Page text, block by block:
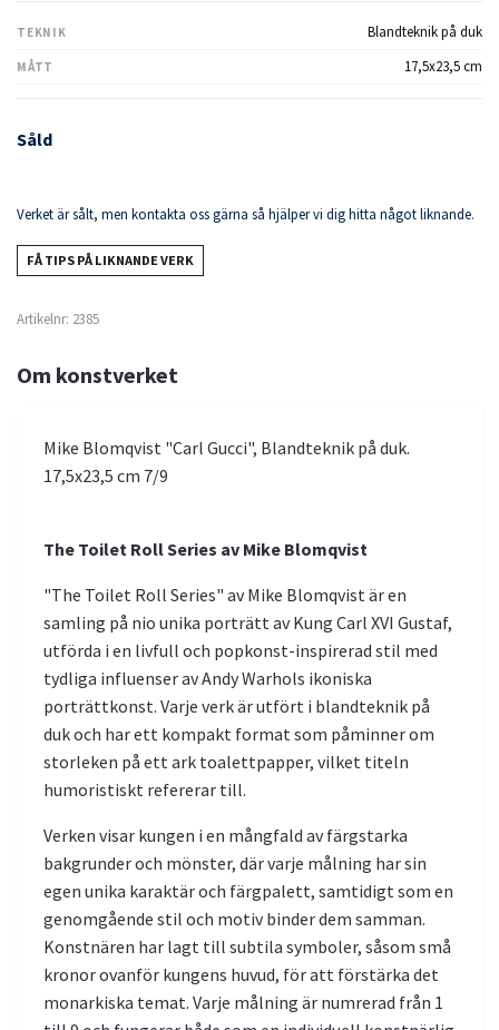
TEKNIK Blandteknik på duk
MÅTT 17,5x23,5 cm
Såld
Verket är sålt, men kontakta oss gärna så hjälper vi dig hitta något liknande.
FÅ TIPS PÅ LIKNANDE VERK
Artikelnr: 2385
Om konstverket
Mike Blomqvist "Carl Gucci", Blandteknik på duk.
17,5x23,5 cm 7/9
The Toilet Roll Series av Mike Blomqvist
"The Toilet Roll Series" av Mike Blomqvist är en
samling på nio unika porträtt av Kung Carl XVI Gustaf,
utförda i en livfull och popkonst-inspirerad stil med
tydliga influenser av Andy Warhols ikoniska
porträttkonst. Varje verk är utfört i blandteknik på
duk och har ett kompakt format som påminner om
storleken på ett ark toalettpapper, vilket titeln
humoristiskt refererar till.
Verken visar kungen i en mångfald av färgstarka
bakgrunder och mönster, där varje målning har sin
egen unika karaktär och färgpalett, samtidigt som en
genomgående stil och motiv binder dem samman.
Konstnären har lagt till subtila symboler, såsom små
kronor ovanför kungens huvud, för att förstärka det
monarkiska temat. Varje målning är numrerad från 1